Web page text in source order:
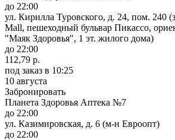
до 22:00
ул. Кирилла Туровского, д. 24, пом. 240
Mall, пешеходный бульвар Пикассо,
"Маяк Здоровья", 1 эт. жилого дома)
до 22:00
112,79 р.
под заказ в 10:25
10 августа
Забронировать
Планета Здоровья Аптека №7
до 22:00
ул. Казимировская, д. 6 (м-н Евроопт)
до 22:00